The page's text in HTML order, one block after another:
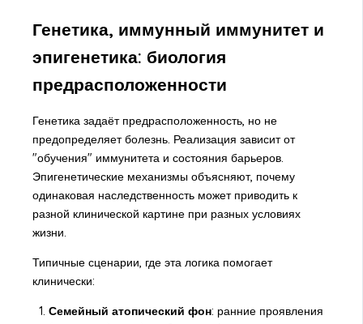
Генетика, иммунный иммунитет и
эпигенетика: биология
предрасположенности
Генетика задаёт предрасположенность, но не
предопределяет болезнь. Реализация зависит от
"обучения" иммунитета и состояния барьеров.
Эпигенетические механизмы объясняют, почему
одинаковая наследственность может приводить к
разной клинической картине при разных условиях
жизни.
Типичные сценарии, где эта логика помогает
клинически:
Семейный атопический фон: ранние проявления